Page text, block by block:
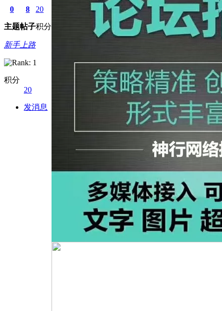
0
主题
8
帖子
20
积分
新手上路
积分
20
发消息